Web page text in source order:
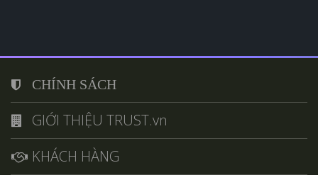
CHÍNH SÁCH
GIỚI THIỆU TRUST.vn
KHÁCH HÀNG